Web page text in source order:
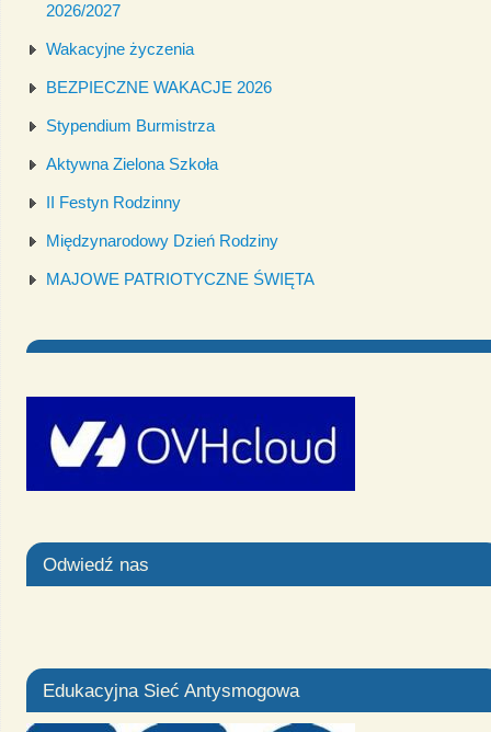
2026/2027
Wakacyjne życzenia
BEZPIECZNE WAKACJE 2026
Stypendium Burmistrza
Aktywna Zielona Szkoła
II Festyn Rodzinny
Międzynarodowy Dzień Rodziny
MAJOWE PATRIOTYCZNE ŚWIĘTA
Odwiedź nas
Edukacyjna Sieć Antysmogowa